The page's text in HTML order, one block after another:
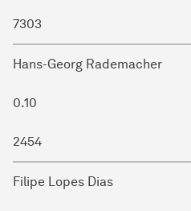
7303
Hans-Georg Rademacher
0.10
2454
Filipe Lopes Dias